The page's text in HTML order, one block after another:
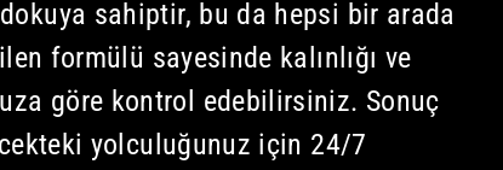
sahiptir, bu da hepsi bir arada
formülü sayesinde kalınlığı ve
göre kontrol edebilirsiniz. Sonuç
yolculuğunuz için 24/7